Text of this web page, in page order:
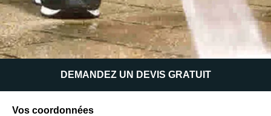
DEMANDEZ UN DEVIS GRATUIT
Vos coordonnées